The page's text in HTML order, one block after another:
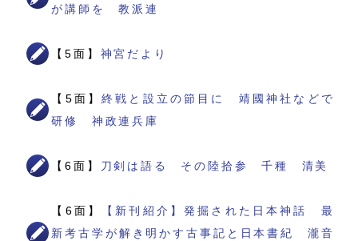
が講師を 教派連
【5面】 神宮だより
【5面】終戦と設立の節目に 靖國神社などで
研修 神政連兵庫
【6面】 刀剣は語る その陸拾参 千種 清美
【6面】
【新刊紹介】発掘された日本神話 最
新考古学が解き明かす古事記と日本書紀 瀧音